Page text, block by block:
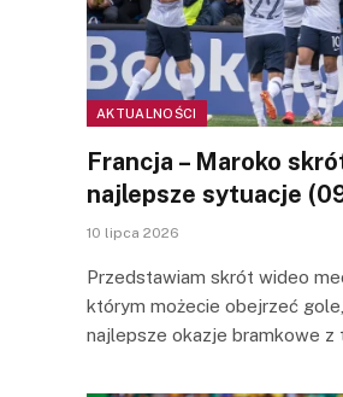
AKTUALNOŚCI
Francja – Maroko
najlepsze sytuacje
10 lipca 2026
Przedstawiam skrót wideo
którym możecie obejrzeć
najlepsze okazje bramkowe z